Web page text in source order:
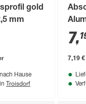
gold
mm
Hause
Troisdorf
x 30
7,
7,19